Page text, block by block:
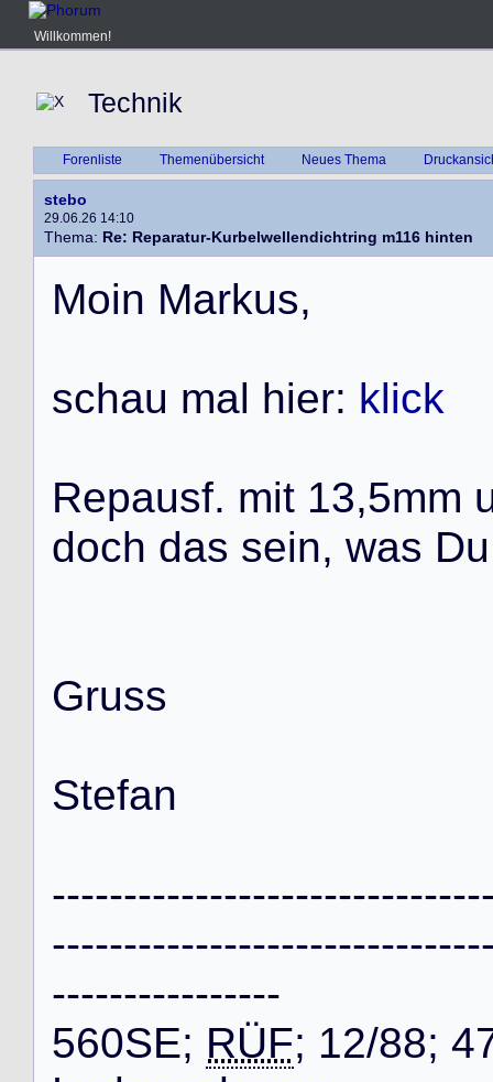
Willkommen!
Technik
Forenliste Themenübersicht Neues Thema
stebo
29.06.26 14:10
Thema: Re: Reparatur-Kurbelwellendichtring m116 hinten
Moin Markus,
schau mal hier: klick
Repausf. mit 13,5mm
doch das sein, was Du
Gruss
Stefan
------------------------------
------------------------------
----------------
560SE; RÜF; 12/88; 4